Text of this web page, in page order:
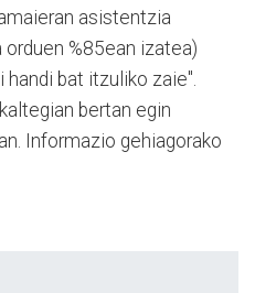
asistentzia
%85ean izatea)
handi bat itzuliko zaie".
bertan egin
Informazio gehiagorako